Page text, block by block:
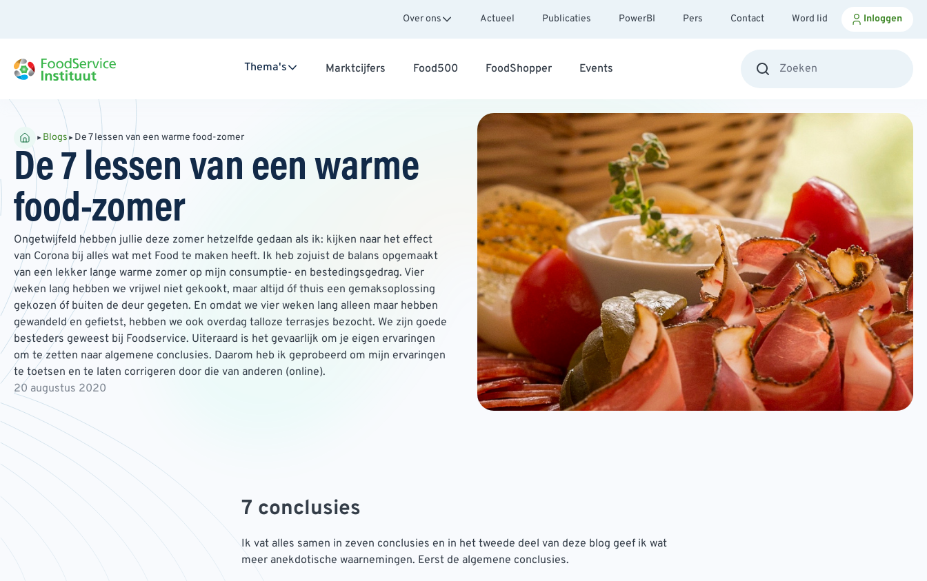
Over ons Actueel Publicaties PowerBI Pers Contact Word lid Inloggen
Thema's Marktcijfers Food500 FoodShopper Events
Blogs De 7 lessen van een warme food-zomer
De 7 lessen van een warme
food-zomer
Ongetwijfeld hebben jullie deze zomer hetzelfde gedaan als ik: kijken naar het effect
van Corona bij alles wat met Food te maken heeft. Ik heb zojuist de balans opgemaakt
van een lekker lange warme zomer op mijn consumptie- en bestedingsgedrag. Vier
weken lang hebben we vrijwel niet gekookt, maar altijd óf thuis een gemaksoplossing
gekozen óf buiten de deur gegeten. En omdat we vier weken lang alleen maar hebben
gewandeld en gefietst, hebben we ook overdag talloze terrasjes bezocht. We zijn goede
besteders geweest bij Foodservice. Uiteraard is het gevaarlijk om je eigen ervaringen
om te zetten naar algemene conclusies. Daarom heb ik geprobeerd om mijn ervaringen
te toetsen en te laten corrigeren door die van anderen (online).
20 augustus 2020
7 conclusies
Ik vat alles samen in zeven conclusies en in het tweede deel van deze blog geef ik wat
meer anekdotische waarnemingen. Eerst de algemene conclusies.